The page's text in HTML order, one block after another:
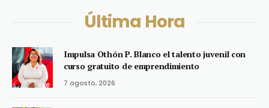
Última Hora
Impulsa Othón P. Blanco el talento juvenil con
curso gratuito de emprendimiento
7 agosto, 2026